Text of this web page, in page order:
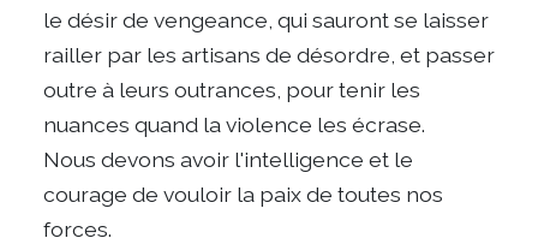
le désir de vengeance, qui sauront se laisser
railler par les artisans de désordre, et passer
outre à leurs outrances, pour tenir les
nuances quand la violence les écrase.
Nous devons avoir l'intelligence et le
courage de vouloir la paix de toutes nos
forces.